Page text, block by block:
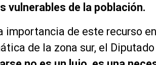
vulnerables de la población.
importancia de este recurso
de la zona sur, el